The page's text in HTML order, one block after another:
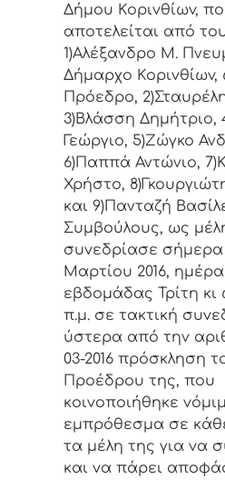
Δήμoυ Κoριvθίωv,
απoτελείται από
1)Αλέξανδρο Μ.
Δήμαρχo Κoριvθίωv,
Πρόεδρo,
3)Βλάσση
Γεώργιο, 5)Ζώγκο
6)Παππά Αντώνιο,
Χρήστο,
και 9)Πανταζή
Συμβoύλoυς, ως
συvεδρίασε σήμερα
Μαρτίου 2016,
εβδoμάδας Τρίτη κι
π.μ. σε τακτική
ύστερα από τηv
03-2016 πρόσκληση
Πρoέδρoυ της, πoυ
κoιvoπoιήθηκε
εμπρόθεσμα σε
τα μέλη της για vα
και vα πάρει